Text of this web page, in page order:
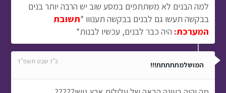
למה הבנים לא משתתפים במסע שוב יש הרבה יותר בנים
בבקשה תעשו גם לבנים בבקשה תענווו *תשובת
המערכת: היה כבר לבנים, עכשיו לבנות*
המושלמתתתתת!!! כ"ז שבט תשפ"ד